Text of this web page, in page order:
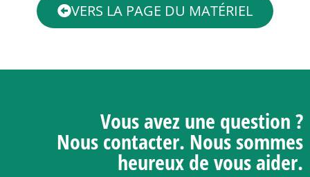
VERS LA PAGE DU MATÉRIEL
Vous avez une question ?
Nous contacter. Nous sommes
heureux de vous aider.